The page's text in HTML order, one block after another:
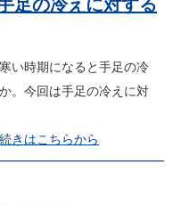
足の冷えに対する
い時期になると手足の冷
。今回は手足の冷えに対
きはこちらから